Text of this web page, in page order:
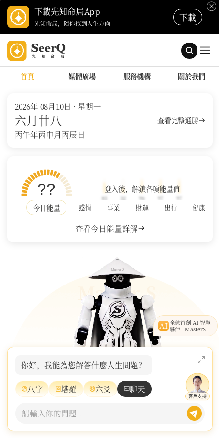
下載先知命局App
先知命局，陪你找到人生方向
下載
首頁 媒體廣場 服務機構 關於我們
2026年 08月10日 · 星期一
六月廿八
丙午年丙申月丙辰日
查看完整通勝
??
今日能量
登入後，解鎖各項能量值
感情 事業 財運 出行 健康
查看今日能量詳解
AI 全球首創 AI 智慧
夥伴—MasterS
你好，我能為您解答什麼人生問題？
八字 塔羅 六爻 聊天